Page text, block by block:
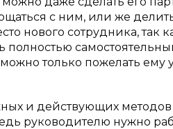
с ним, или же
нового сотрудника, так
полностью
только пожелать ему
и действующих
руководителю нужно